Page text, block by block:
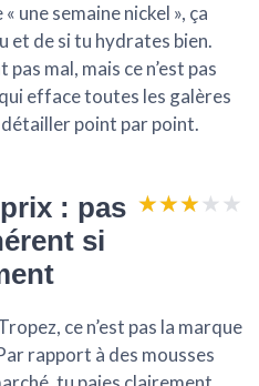
une semaine nickel », ça
et de si tu hydrates bien.
pas mal, mais ce n’est pas
efface toutes les galères
point par point.
: pas
si
★★★★★
★★★★★
ce n’est pas la marque
rapport à des mousses